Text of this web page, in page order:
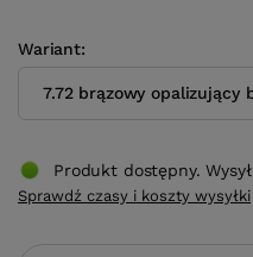
Wariant
7.72 brązowy opalizujący
Produkt dostępny.
Sprawdź czasy i koszty wysyłki